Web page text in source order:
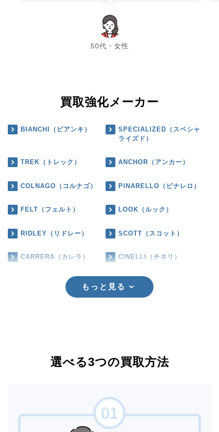
50代・女性
chevron_left chevron_right
買取強化メーカー
BIANCHI（ビアンキ）
SPECIALIZED（スペシャ
ライズド）
TREK（トレック） ANCHOR（アンカー）
COLNAGO（コルナゴ） PINARELLO（ピナレロ）
FELT（フェルト） LOOK（ルック）
RIDLEY（リドレー） SCOTT（スコット）
CARRERA（カレラ） CINELLI（チネリ）
もっと見る
選べる3つの買取方法